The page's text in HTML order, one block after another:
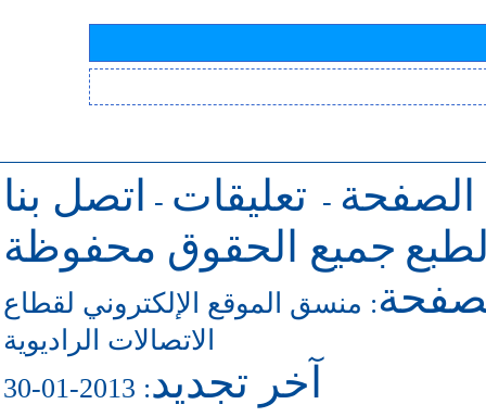
الصفحة - تعليقات -
اتصل بنا
جميع الحقوق محفوظة
: منسق الموقع الإلكتروني لقطاع
الاتصالات الراديوية
آخر تجديد: 2013-01-30